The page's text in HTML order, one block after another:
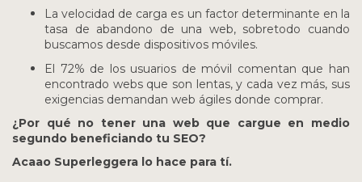
La velocidad de carga es un factor determinante en la
tasa de abandono de una web, sobretodo cuando
buscamos desde dispositivos móviles.
El 72% de los usuarios de móvil comentan que han
encontrado webs que son lentas, y cada vez más, sus
exigencias demandan web ágiles donde comprar.
¿Por qué no tener una web que cargue en medio
segundo beneficiando tu SEO?
Acaao Superleggera lo hace para tí.